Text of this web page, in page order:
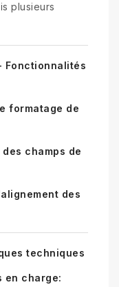
plusieurs
Fonctionnalités
formatage de
champs de
des
techniques
en charge: